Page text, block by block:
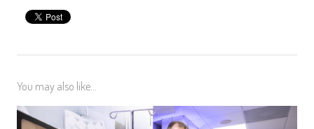
You may also like...